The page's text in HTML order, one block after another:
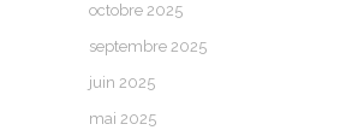
octobre 2025
septembre 2025
juin 2025
mai 2025